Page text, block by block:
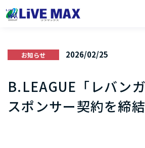
お知らせ 2026/02/25
B.LEAGUE「レバン
スポンサー契約を締